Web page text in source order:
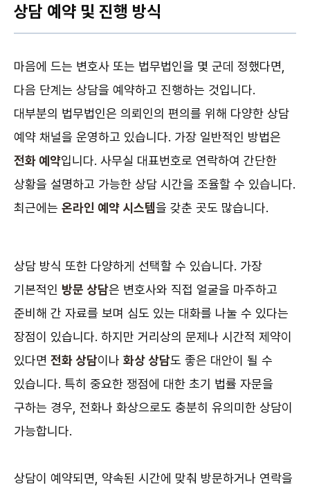
상담 예약 및 진행 방식
마음에 드는 변호사 또는 법무법인을 몇 군데 정했다면,
다음 단계는 상담을 예약하고 진행하는 것입니다.
대부분의 법무법인은 의뢰인의 편의를 위해 다양한 상담
예약 채널을 운영하고 있습니다. 가장 일반적인 방법은
전화 예약입니다. 사무실 대표번호로 연락하여 간단한
상황을 설명하고 가능한 상담 시간을 조율할 수 있습니다.
최근에는 온라인 예약 시스템을 갖춘 곳도 많습니다.
상담 방식 또한 다양하게 선택할 수 있습니다. 가장
기본적인 방문 상담은 변호사와 직접 얼굴을 마주하고
준비해 간 자료를 보며 심도 있는 대화를 나눌 수 있다는
장점이 있습니다. 하지만 거리상의 문제나 시간적 제약이
있다면 전화 상담이나 화상 상담도 좋은 대안이 될 수
있습니다. 특히 중요한 쟁점에 대한 초기 법률 자문을
구하는 경우, 전화나 화상으로도 충분히 유의미한 상담이
가능합니다.
상담이 예약되면, 약속된 시간에 맞춰 방문하거나 연락을